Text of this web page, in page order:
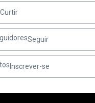
Curtir
Seguir
Inscrever-se